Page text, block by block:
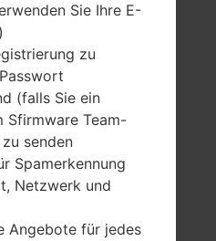
N986B -
Sie Ihre E-
zu
(falls Sie ein
Sfirmware Team-
senden
Spamerkennung
Netzwerk und
Angebote für jedes